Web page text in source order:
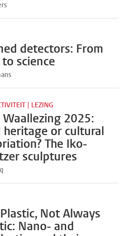
detectors: From
science
| LEZING
Waallezing 2025:
heritage or cultural
The Iko-
sculptures
Not Always
Nano- and